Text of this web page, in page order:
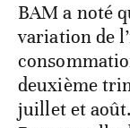
BAM a noté
variation de
deuxième
juillet et